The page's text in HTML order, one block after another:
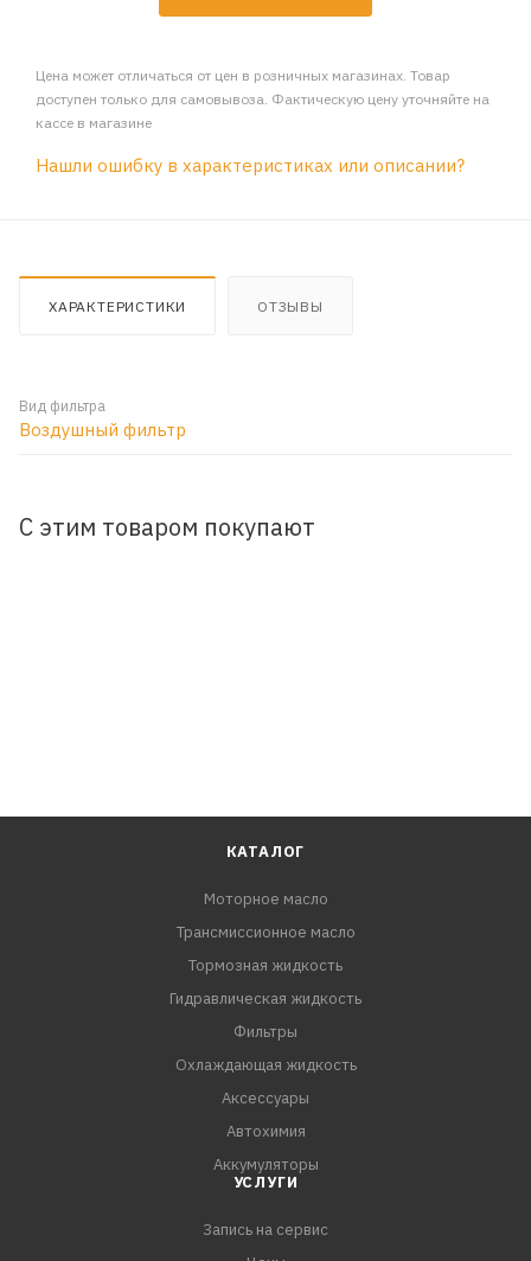
Цена может отличаться от цен в розничных магазинах. Товар
доступен только для самовывоза. Фактическую цену уточняйте на
кассе в магазине
Нашли ошибку в характеристиках или описании?
ХАРАКТЕРИСТИКИ ОТЗЫВЫ
Вид фильтра
Воздушный фильтр
С этим товаром покупают
КАТАЛОГ
Моторное масло
Трансмиссионное масло
Тормозная жидкость
Гидравлическая жидкость
Фильтры
Охлаждающая жидкость
Аксессуары
Автохимия
Аккумуляторы
УСЛУГИ
Запись на сервис